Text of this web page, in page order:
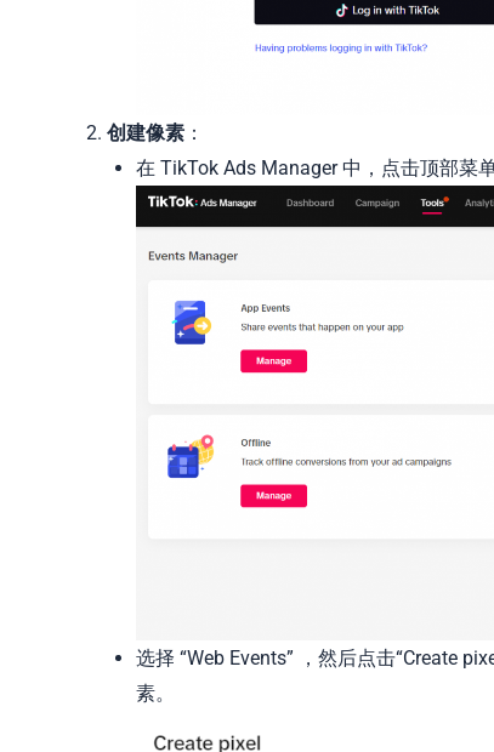
创建像素 ：
在 TikTok Ads Manager 中，点击顶部菜
选择 “Web Events” ，然后点击“Create
素。